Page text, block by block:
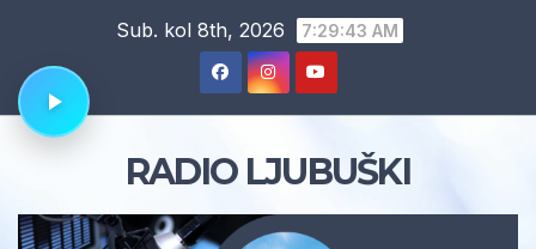
content
Sub. kol 8th, 2026 7:29:43 AM
RADIO LJUBUŠKI